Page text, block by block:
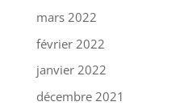
mars 2022
février 2022
janvier 2022
décembre 2021